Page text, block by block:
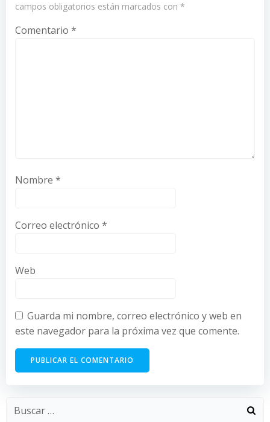
campos obligatorios están marcados con *
Comentario *
Nombre *
Correo electrónico *
Web
Guarda mi nombre, correo electrónico y web en
este navegador para la próxima vez que comente.
Buscar: